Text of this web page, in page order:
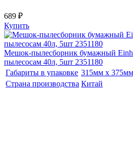
689 ₽
Купить
Мешок-пылесборник бумажный
пылесосам 40л, 5шт 2351180
Габариты в упаковке 315мм x
Страна производства Китай